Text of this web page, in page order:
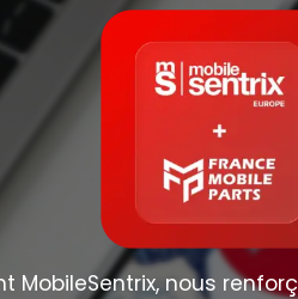
MobileSentrix, nous